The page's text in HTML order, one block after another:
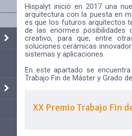
Hispalyt inició en 2017 una
arquitectura con la puesta en
es que los futuros arquitectos
de las enormes posibilidades
creativo, para que, entre
soluciones cerámicas
sistemas y aplicaciones.
En este apartado se
Trabajo Fin de Máster y Grado
XX Premio Trabajo Fin